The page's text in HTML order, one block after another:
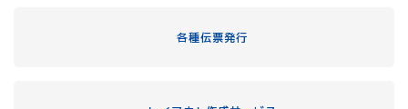
各種伝票発行